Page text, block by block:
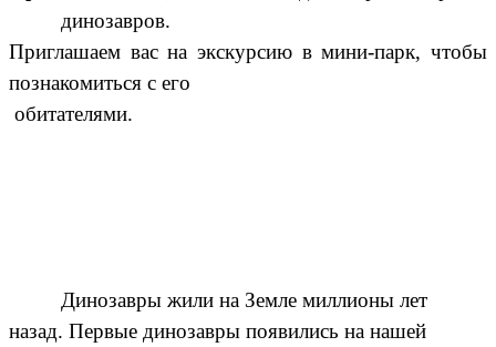
динозавров.
Приглашаем вас на экскурсию в мини-парк, чтобы
познакомиться с его
обитателями.
Динозавры жили на Земле миллионы лет
назад. Первые динозавры появились на нашей